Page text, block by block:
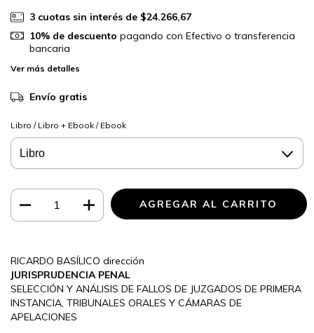
3 cuotas sin interés de $24.266,67
10% de descuento pagando con Efectivo o transferencia
bancaria
Ver más detalles
Envío gratis
Libro / Libro + Ebook / Ebook
RICARDO BASÍLICO dirección
JURISPRUDENCIA PENAL
SELECCIÓN Y ANÁLISIS DE FALLOS DE JUZGADOS DE PRIMERA
INSTANCIA, TRIBUNALES ORALES Y CÁMARAS DE
APELACIONES